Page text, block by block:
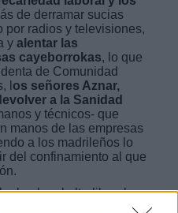
de derramar sucias
por radios y televisiones,
yalentar las
cayeborrokas, lo que
de Comunidad
l os señores Aznar,
a la Sanidad
y técnicos- que
manos de las empresas
a los madrileños lo
del confinamiento al que
hecho el ultraliberal